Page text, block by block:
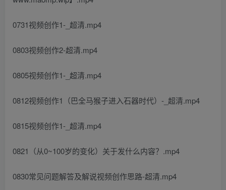
0731视频创作1-_超清.mp4
0803视频创作2-超清.mp4
0805视频创作1-_超清.mp4
0812视频创作1（巴全马猴子进入石器时代）-_超清.mp4
0815视频创作1-_超清.mp4
0821（从0~100岁的变化）关于发什么内容？.mp4
0830常见问题解答及解说视频创作思路-超清.mp4